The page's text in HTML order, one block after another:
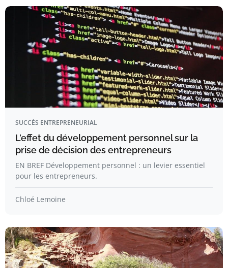
SUCCÈS ENTREPRENEURIAL
L’effet du développement personnel sur la
prise de décision des entrepreneurs
EN BREF Développement personnel : un levier essentiel
pour les entrepreneurs.
Chloé Lemoine